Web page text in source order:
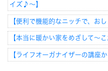
イズ♪～】
【便利で機能的なニッチで、お
【本当に暖かい家をめざして～
【ライフオーガナイザーの講座